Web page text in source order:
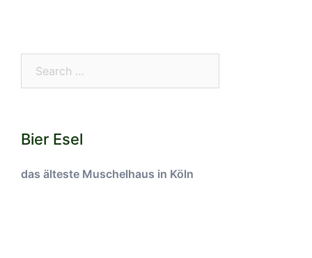
Bier Esel
das älteste Muschelhaus in Köln